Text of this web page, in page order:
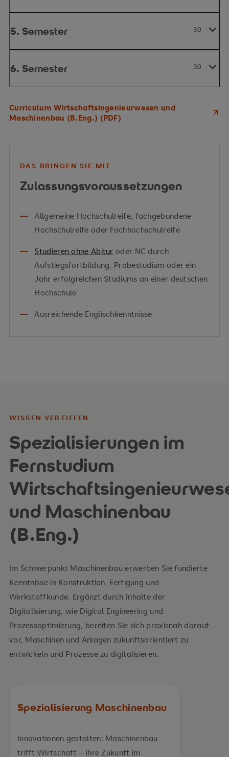
5. Semester 30
6. Semester 30
Curriculum Wirtschaftsingenieurwesen und
Maschinenbau (B.Eng.) (PDF)
DAS BRINGEN SIE MIT
Zulassungsvoraussetzungen
Allgemeine Hochschulreife, fachgebundene
Hochschulreife oder Fachhochschulreife
Studieren ohne Abitur oder NC durch
Aufstiegsfortbildung, Probestudium oder ein
Jahr erfolgreichen Studiums an einer deutschen
Hochschule
Ausreichende Englischkenntnisse
WISSEN VERTIEFEN
Spezialisierungen im
Fernstudium
und Maschinenbau
(B.Eng.)
Im Schwerpunkt Maschinenbau erwerben Sie fundierte
Kenntnisse in Konstruktion, Fertigung und
Werkstoffkunde. Ergänzt durch Inhalte der
Digitalisierung, wie Digital Engineering und
Prozessoptimierung, bereiten Sie sich praxisnah darauf
vor, Maschinen und Anlagen zukunftsorientiert zu
entwickeln und Prozesse zu digitalisieren.
Spezialisierung Maschinenbau
Innovationen gestalten: Maschinenbau
trifft Wirtschaft – Ihre Zukunft im